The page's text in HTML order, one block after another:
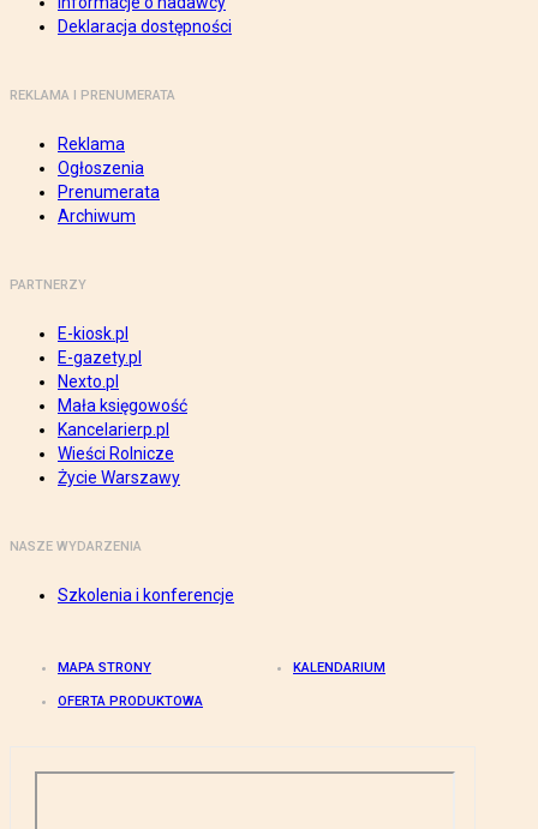
Deklaracja dostępności
REKLAMA I PRENUMERATA
Reklama
Ogłoszenia
Prenumerata
Archiwum
PARTNERZY
E-kiosk.pl
E-gazety.pl
Nexto.pl
Mała księgowość
Kancelarierp.pl
Wieści Rolnicze
Życie Warszawy
NASZE WYDARZENIA
Szkolenia i konferencje
MAPA STRONY KALENDARIUM
OFERTA PRODUKTOWA